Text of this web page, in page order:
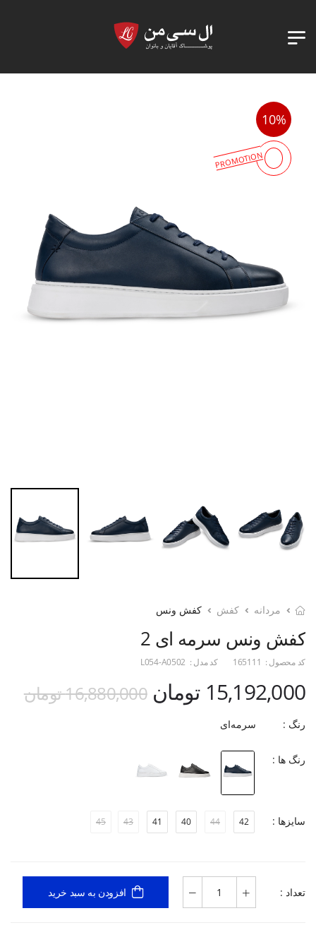
10%
PROMOTION
مردانه کفش کفش ونس
کفش ونس سرمه ای 2
کد محصول : 165111 کد مدل : L054-A0502
15,192,000 تومان 16,880,000 تومان
رنگ : سرمه‌ای
رنگ ها :
سایزها : 42
44
40
41
43
45
تعداد : افزودن به سبد خرید